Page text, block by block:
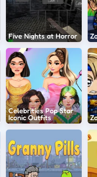
Five Nights at Horror
Celebrities Pop Star
Iconic Outfits